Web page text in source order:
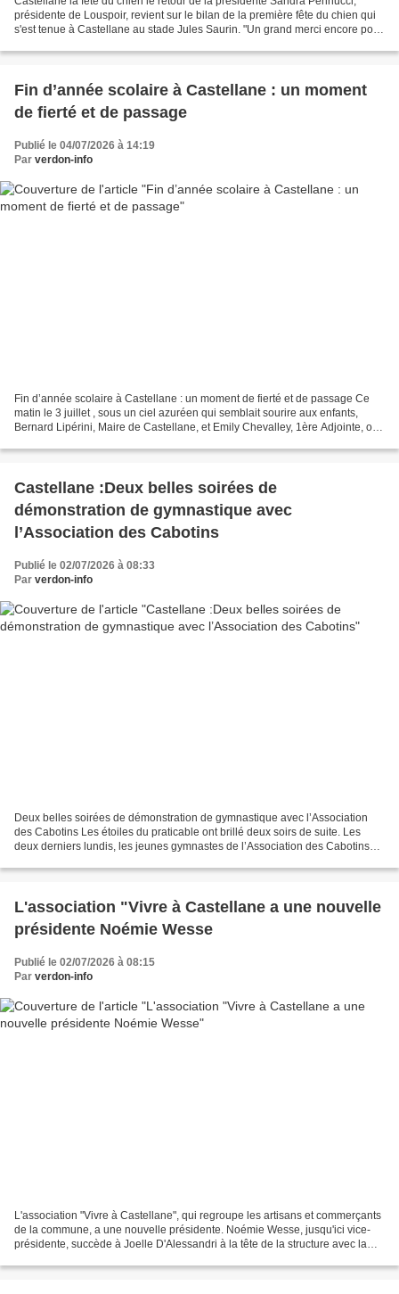
présidente de Louspoir, revient sur le bilan de la première fête du chien qui
s'est tenue à Castellane au stade Jules Saurin. "Un grand merci encore pour
Fin d’année scolaire à Castellane : un moment
de fierté et de passage
Publié le 04/07/2026 à 14:19
Par verdon-info
Fin d’année scolaire à Castellane : un moment de fierté et de passage Ce
matin le 3 juillet , sous un ciel azuréen qui semblait sourire aux enfants,
Bernard Lipérini, Maire de Castellane, et Emily Chevalley, 1ère Adjointe, ont
Castellane :Deux belles soirées de
démonstration de gymnastique avec
l’Association des Cabotins
Publié le 02/07/2026 à 08:33
Par verdon-info
Deux belles soirées de démonstration de gymnastique avec l’Association
des Cabotins Les étoiles du praticable ont brillé deux soirs de suite. Les
deux derniers lundis, les jeunes gymnastes de l’Association des Cabotins
L'association "Vivre à Castellane a une nouvelle
présidente Noémie Wesse
Publié le 02/07/2026 à 08:15
Par verdon-info
L'association "Vivre à Castellane", qui regroupe les artisans et commerçants
de la commune, a une nouvelle présidente. Noémie Wesse, jusqu'ici vice-
présidente, succède à Joelle D'Alessandri à la tête de la structure avec la